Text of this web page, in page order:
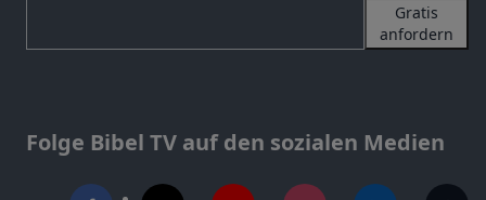
Gratis
anfordern
Folge Bibel TV auf den sozialen Medien